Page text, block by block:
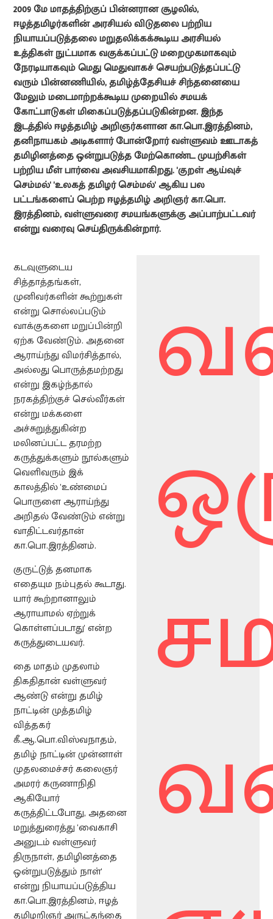
2009 மே மாதத்திற்குப் பின்னரான சூழலில்,
ஈழத்தமிழர்களின் அரசியல் விடுதலை பற்றிய
நியாயப்படுத்தலை மறுதலிக்கக்கூடிய அரசியல்
உத்திகள் நுட்பமாக வகுக்கப்பட்டு மறைமுகமாகவும்
நேரடியாகவும் மெது மெதுவாகச் செயற்படுத்தப்பட்டு
வரும் பின்னணியில், தமிழ்த்தேசியச் சிந்தனையை
மேலும் மடைமாற்றக்கூடிய முறையில் சமயக்
கோட்பாடுகள் மிகைப்படுத்தப்படுகின்றன. இந்த
இடத்தில் ஈழத்தமிழ் அறிஞர்களான கா.பொ.இரத்தினம்,
தனிநாயகம் அடிகளார் போன்றோர் வள்ளுவம் ஊடாகத்
தமிழினத்தை ஒன்றுபடுத்த மேற்கொண்ட முயற்சிகள்
பற்றிய மீள் பார்வை அவசியமாகிறது. 'குறள் ஆய்வுச்
செம்மல்' 'உலகத் தமிழர் செம்மல்' ஆகிய பல
பட்டங்களைப் பெற்ற ஈழத்தமிழ் அறிஞர் கா.பொ.
இரத்தினம், வள்ளுவரை சமயங்களுக்கு அப்பாற்பட்டவர்
என்று வரைவு செய்திருக்கின்றார்.
கடவுளுடைய
சித்தாத்தங்கள்,
முனிவர்களின் கூற்றுகள்
என்று சொல்லப்படும்
வாக்குகளை மறுப்பின்றி
ஏற்க வேண்டும். அதனை
ஆராய்ந்து விமர்சித்தால்,
அல்லது பொருத்தமற்றது
என்று இகழ்ந்தால்
நரகத்திற்குச் செல்வீர்கள்
என்று மக்களை
அச்சுறுத்துகின்ற
மலினப்பட்ட தரமற்ற
கருத்துக்களும் நூல்களும்
வெளிவரும் இக்
காலத்தில் 'உண்மைப்
பொருளை ஆராய்ந்து
அறிதல் வேண்டும் என்று
வாதிட்டவர்தான்
கா.பொ.இரத்தினம்.
குருட்டுத் தனமாக
எதையும நம்புதல் கூடாது.
யார் கூற்றானாலும்
ஆராயாமல் ஏற்றுக்
கொள்ளப்படாது' என்ற
கருத்துடையவர்.
தை மாதம் முதலாம்
திகதிதான் வள்ளுவர்
ஆண்டு என்று தமிழ்
நாட்டின் முத்தமிழ்
வித்தகர்
கீ.ஆ.பொ.விஸ்வநாதம்,
தமிழ் நாட்டின் முன்னாள்
முதலமைச்சர் கலைஞர்
அமரர் கருணாநிதி
ஆகியோர்
கருத்திட்டபோது, அதனை
மறுத்துரைத்து 'வைகாசி
அனுடம் வள்ளுவர்
திருநாள், தமிழினத்தை
ஒன்றுபடுத்தும் நாள்'
என்று நியாயப்படுத்திய
கா.பொ.இரத்தினம், ஈழத்
தமிழறிஞர் அருட்தந்தை